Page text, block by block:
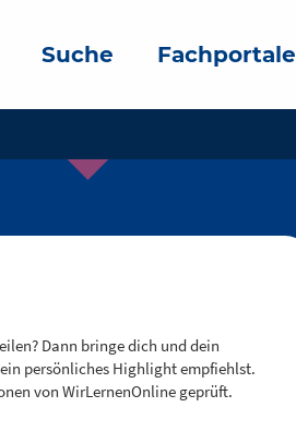
Suche Fachportale
Dann bringe dich und dein
persönliches Highlight empfiehlst.
von WirLernenOnline geprüft.